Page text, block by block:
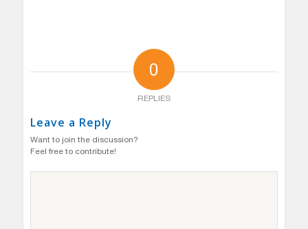
0
REPLIES
Leave a Reply
Want to join the discussion?
Feel free to contribute!